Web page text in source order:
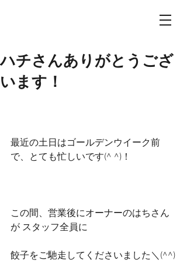
ハチさんありがとうござ
います！
最近の土日はゴールデンウイーク前
で、とても忙しいです(^ ^)！
この間、営業後にオーナーのはちさん
が スタッフ全員に
餃子をご馳走してくださいました＼(^^)